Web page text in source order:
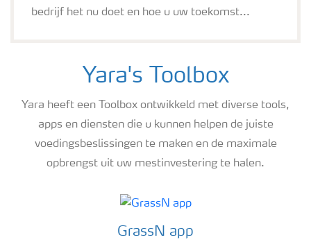
bedrijf het nu doet en hoe u uw toekomst...
Yara's Toolbox
Yara heeft een Toolbox ontwikkeld met diverse tools,
apps en diensten die u kunnen helpen de juiste
voedingsbeslissingen te maken en de maximale
opbrengst uit uw mestinvestering te halen.
GrassN app